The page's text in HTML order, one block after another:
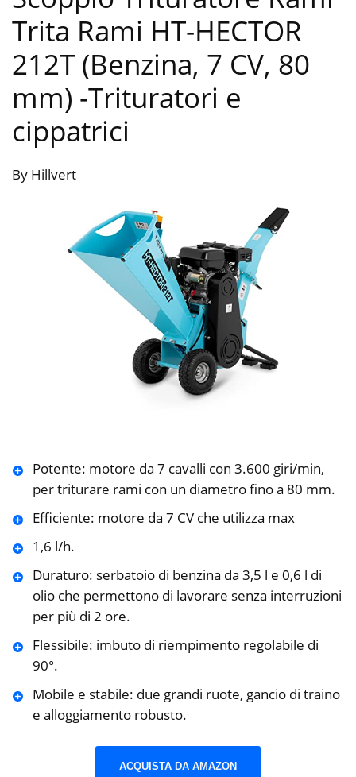
Trita Rami HT-HECTOR
212T (Benzina, 7 CV, 80
mm) -Trituratori e
cippatrici
By Hillvert
Potente: motore da 7 cavalli con 3.600 giri/min,
per triturare rami con un diametro fino a 80 mm.
Efficiente: motore da 7 CV che utilizza max
1,6 l/h.
Duraturo: serbatoio di benzina da 3,5 l e 0,6 l di
olio che permettono di lavorare senza interruzioni
per più di 2 ore.
Flessibile: imbuto di riempimento regolabile di
90°.
Mobile e stabile: due grandi ruote, gancio di traino
e alloggiamento robusto.
ACQUISTA DA AMAZON